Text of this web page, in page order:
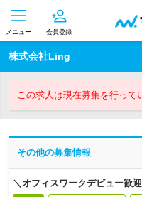
メニュー 会員登録
株式会社Ling
この求人は現在募集を行って
その他の募集情報
＼オフィスワークデビュー歓